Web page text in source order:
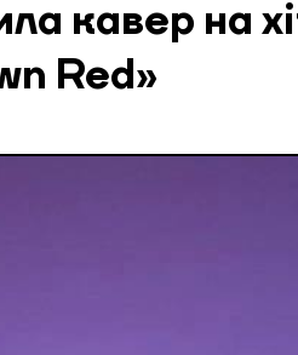
кавер на
Red»